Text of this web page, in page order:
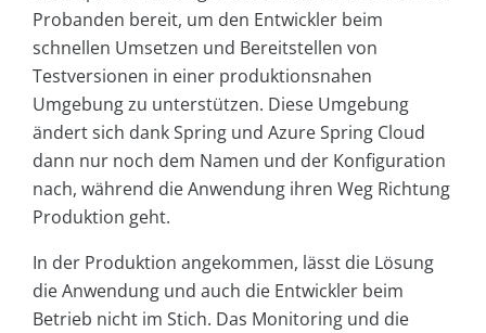
Probanden bereit, um den Entwickler beim
schnellen Umsetzen und Bereitstellen von
Testversionen in einer produktionsnahen
Umgebung zu unterstützen. Diese Umgebung
ändert sich dank Spring und Azure Spring Cloud
dann nur noch dem Namen und der Konfiguration
nach, während die Anwendung ihren Weg Richtung
Produktion geht.
In der Produktion angekommen, lässt die Lösung
die Anwendung und auch die Entwickler beim
Betrieb nicht im Stich. Das Monitoring und die